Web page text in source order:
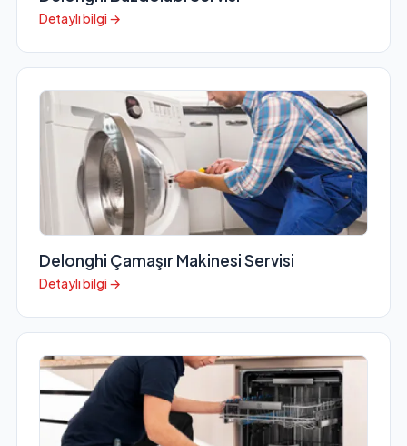
Detaylı bilgi →
Delonghi Çamaşır Makinesi Servisi
Detaylı bilgi →